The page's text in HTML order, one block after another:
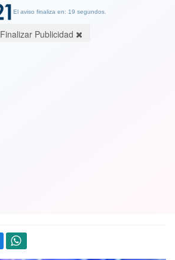
El aviso finaliza en: 18 segundos.
Finalizar Publicidad